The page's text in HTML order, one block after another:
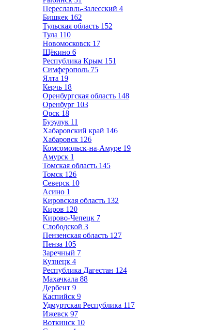
Переславль-Залесский 4
Бишкек 162
Тульская область 152
Тула 110
Новомосковск 17
Щёкино 6
Республика Крым 151
Симферополь 75
Ялта 19
Керчь 18
Оренбургская область 148
Оренбург 103
Орск 18
Бузулук 11
Хабаровский край 146
Хабаровск 126
Комсомольск-на-Амуре 19
Амурск 1
Томская область 145
Томск 126
Северск 10
Асино 1
Кировская область 132
Киров 120
Кирово-Чепецк 7
Слободской 3
Пензенская область 127
Пенза 105
Заречный 7
Кузнецк 4
Республика Дагестан 124
Махачкала 88
Дербент 9
Каспийск 9
Удмуртская Республика 117
Ижевск 97
Воткинск 10